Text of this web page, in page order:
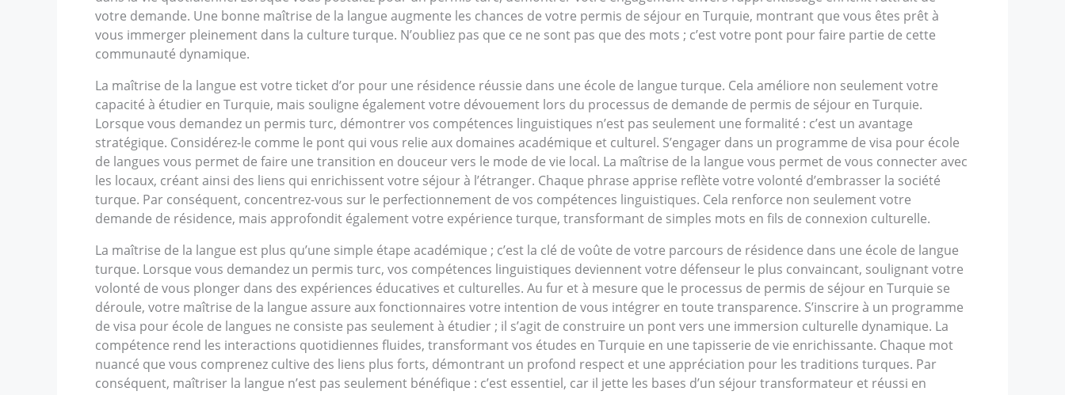
votre demande. Une bonne maîtrise de la langue augmente les chances de votre permis de séjour en Turquie, montrant que vous êtes prêt à
vous immerger pleinement dans la culture turque. N’oubliez pas que ce ne sont pas que des mots ; c’est votre pont pour faire partie de cette
communauté dynamique.
La maîtrise de la langue est votre ticket d’or pour une résidence réussie dans une école de langue turque. Cela améliore non seulement votre
capacité à étudier en Turquie, mais souligne également votre dévouement lors du processus de demande de permis de séjour en Turquie.
Lorsque vous demandez un permis turc, démontrer vos compétences linguistiques n’est pas seulement une formalité : c’est un avantage
stratégique. Considérez-le comme le pont qui vous relie aux domaines académique et culturel. S’engager dans un programme de visa pour école
de langues vous permet de faire une transition en douceur vers le mode de vie local. La maîtrise de la langue vous permet de vous connecter avec
les locaux, créant ainsi des liens qui enrichissent votre séjour à l’étranger. Chaque phrase apprise reflète votre volonté d’embrasser la société
turque. Par conséquent, concentrez-vous sur le perfectionnement de vos compétences linguistiques. Cela renforce non seulement votre
demande de résidence, mais approfondit également votre expérience turque, transformant de simples mots en fils de connexion culturelle.
La maîtrise de la langue est plus qu’une simple étape académique ; c’est la clé de voûte de votre parcours de résidence dans une école de langue
turque. Lorsque vous demandez un permis turc, vos compétences linguistiques deviennent votre défenseur le plus convaincant, soulignant votre
volonté de vous plonger dans des expériences éducatives et culturelles. Au fur et à mesure que le processus de permis de séjour en Turquie se
déroule, votre maîtrise de la langue assure aux fonctionnaires votre intention de vous intégrer en toute transparence. S’inscrire à un programme
de visa pour école de langues ne consiste pas seulement à étudier ; il s’agit de construire un pont vers une immersion culturelle dynamique. La
compétence rend les interactions quotidiennes fluides, transformant vos études en Turquie en une tapisserie de vie enrichissante. Chaque mot
nuancé que vous comprenez cultive des liens plus forts, démontrant un profond respect et une appréciation pour les traditions turques. Par
conséquent, maîtriser la langue n’est pas seulement bénéfique : c’est essentiel, car il jette les bases d’un séjour transformateur et réussi en